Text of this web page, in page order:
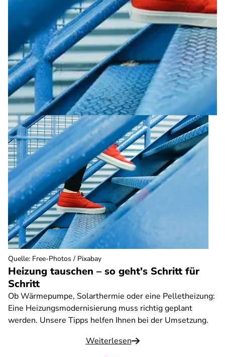
Heizung tauschen – so geht's Schritt für
Schritt
Ob Wärmepumpe, Solarthermie oder eine Pelletheizung:
Eine Heizungsmodernisierung muss richtig geplant
werden. Unsere Tipps helfen Ihnen bei der Umsetzung.
Weiterlesen
Quelle: Free-Photos / Pixabay